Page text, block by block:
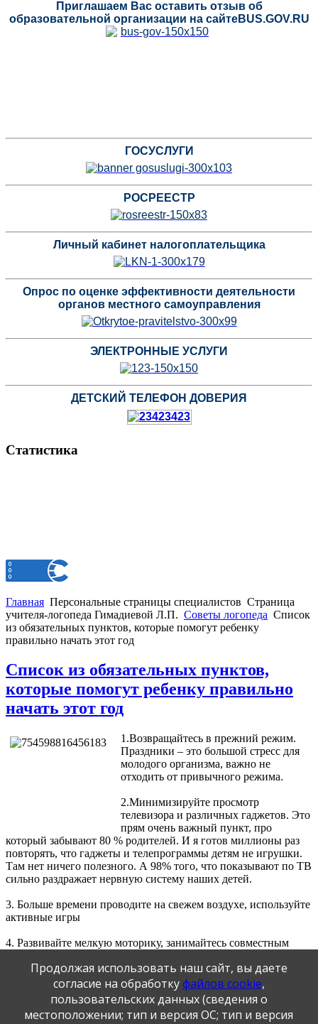
Приглашаем Вас оставить отзыв об
образовательной организации на сайтеBUS.GOV.RU
ГОСУСЛУГИ
РОСРЕЕСТР
Личный кабинет налогоплательщика
Опрос по оценке эффективности деятельности
органов местного самоуправления
ЭЛЕКТРОННЫЕ УСЛУГИ
ДЕТСКИЙ ТЕЛЕФОН ДОВЕРИЯ
Статистика
Главная Персональные страницы специалистов Страница
учителя-логопеда Гимадиевой Л.П. Советы логопеда Список
из обязательных пунктов, которые помогут ребенку
правильно начать этот год
Список из обязательных пунктов,
которые помогут ребенку правильно
начать этот год
1.Возвращайтесь в прежний режим.
Праздники – это большой стресс для
молодого организма, важно не
отходить от привычного режима.
2.Минимизируйте просмотр
телевизора и различных гаджетов. Это
прям очень важный пункт, про
который забывают 80 % родителей. И я готов миллионы раз
повторять, что гаджеты и телепрограммы детям не игрушки.
Там нет ничего полезного. А 98% того, что показывают по ТВ
сильно раздражает нервную систему наших детей.
3. Больше времени проводите на свежем воздухе, используйте
активные игры
4. Развивайте мелкую моторику, занимайтесь совместным
поможет вернуть мозг ребенка в рабочий режим и снизить
стресс перед возвращением в рабочие будни. Вы даже не
подозреваете какую пользу вы приносите ребенку, занимаясь с
ним творчеством.
Продолжая использовать наш сайт, вы даете
согласие на обработкуфайлов cookie,
пользовательских данных (сведения о
местоположении; тип и версия ОС; тип и версия